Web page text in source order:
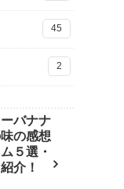
45
2
バナナ
の感想
５選・
介！